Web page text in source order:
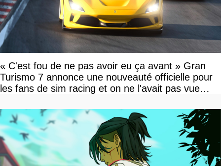
« C'est fou de ne pas avoir eu ça avant » Gran
Turismo 7 annonce une nouveauté officielle pour
les fans de sim racing et on ne l'avait pas vue